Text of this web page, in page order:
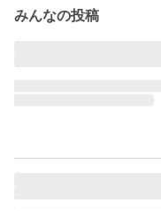
みんなの投稿